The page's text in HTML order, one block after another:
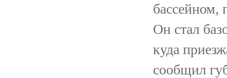
бассейном,
Он стал
куда
сообщил